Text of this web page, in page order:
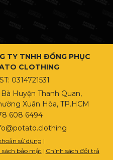
TY TNHH ĐỒNG PHỤC
CLOTHING
0314721531
Bà Huyện Thanh Quan,
Xuân Hòa, TP.HCM
608 6494
sử dụng |
sách bảo mật | Chính sách đổi trả